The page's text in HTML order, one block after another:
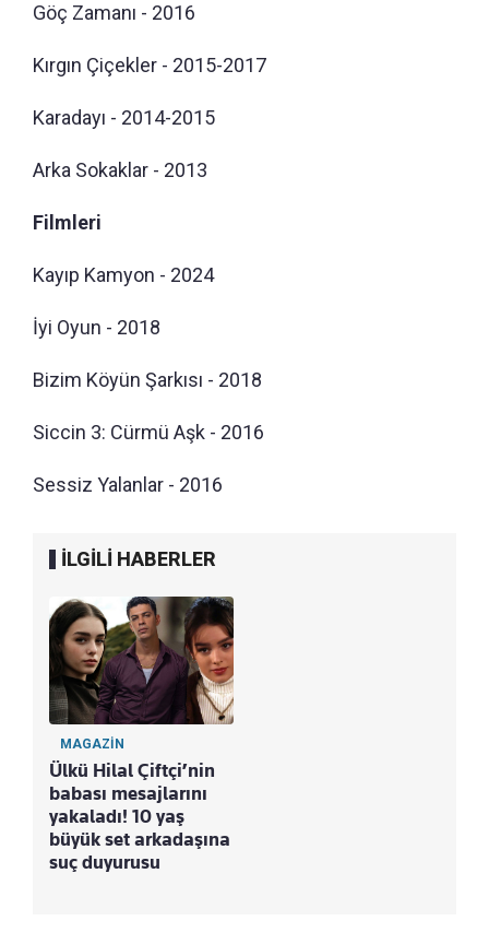
Göç Zamanı - 2016
Kırgın Çiçekler - 2015-2017
Karadayı - 2014-2015
Arka Sokaklar - 2013
Filmleri
Kayıp Kamyon - 2024
İyi Oyun - 2018
Bizim Köyün Şarkısı - 2018
Siccin 3: Cürmü Aşk - 2016
Sessiz Yalanlar - 2016
İLGİLİ HABERLER
MAGAZİN
Ülkü Hilal Çiftçi’nin
babası mesajlarını
yakaladı! 10 yaş
büyük set arkadaşına
suç duyurusu